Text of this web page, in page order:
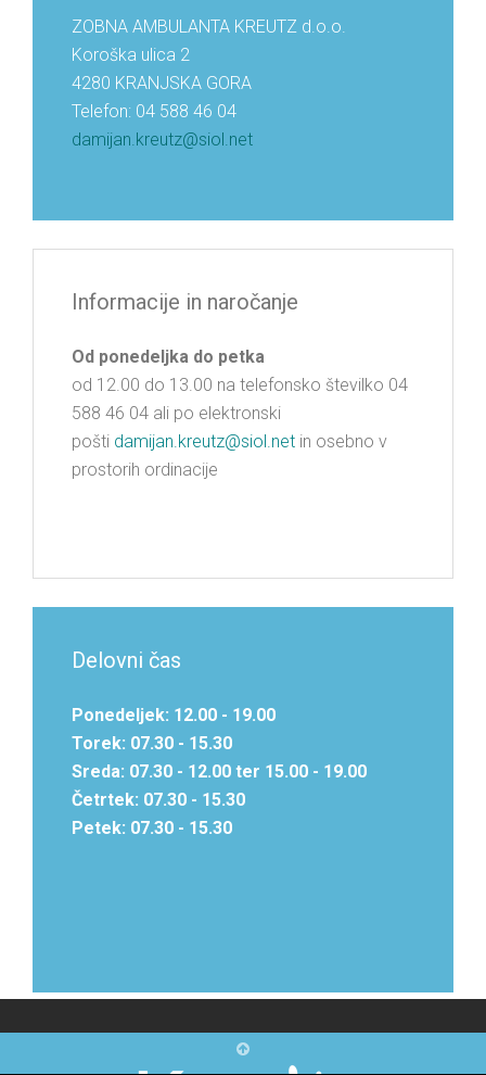
ZOBNA AMBULANTA KREUTZ d.o.o.
Koroška ulica 2
4280 KRANJSKA GORA
Telefon: 04 588 46 04
damijan.kreutz@siol.net
Informacije in naročanje
Od ponedeljka do petka
od 12.00 do 13.00 na telefonsko številko 04
588 46 04 ali po elektronski
pošti damijan.kreutz@siol.net in osebno v
prostorih ordinacije
Delovni čas
Ponedeljek: 12.00 - 19.00
Torek: 07.30 - 15.30
Sreda: 07.30 - 12.00 ter 15.00 - 19.00
Četrtek: 07.30 - 15.30
Petek: 07.30 - 15.30